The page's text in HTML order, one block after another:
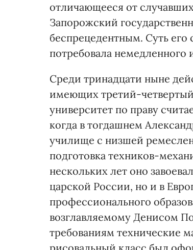
отличающееся от
Запорожский
беспрецедентным. Суть его
потребовала немедленного
Среди тринадцати ныне
имеющих третий-
университет по праву
когда в тогдашнем
училище с низшей
подготовка техников-
нескольких лет оно
царской России, но и в
профессионального
возглавляемому Денисом
требованиям технические